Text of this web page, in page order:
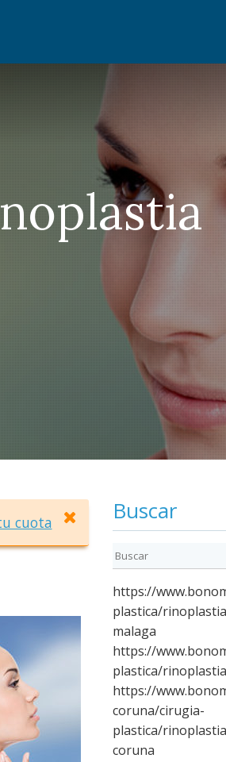
cuota Buscar
https://
plastica/
malaga
https://
plastica/
https://
coruna/cirugia-
plastica/
coruna